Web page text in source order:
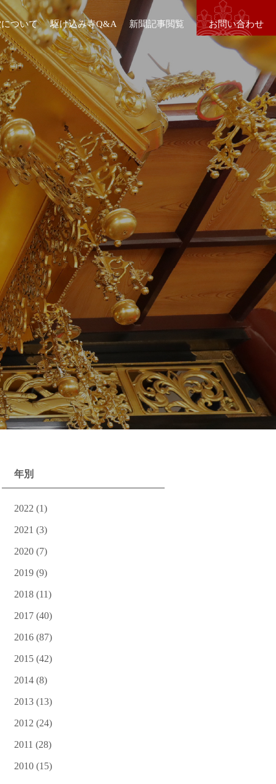
ついて 駆け込み寺Q&A 新聞記事閲覧 お問い合わせ
年別
2022 (1)
2021 (3)
2020 (7)
2019 (9)
2018 (11)
2017 (40)
2016 (87)
2015 (42)
2014 (8)
2013 (13)
2012 (24)
2011 (28)
2010 (15)